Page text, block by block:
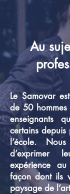
Au
Le Samovar
de 50 hommes
enseignants
certains
l’école. Nous
d’exprimer
expérience
façon dont ils
paysage de